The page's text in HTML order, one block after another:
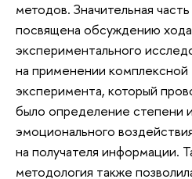
методов. Значительная
посвящена обсуждению хода
экспериментального
на применении
эксперимента, который
было определение степени
эмоционального
на получателя информации.
методология также